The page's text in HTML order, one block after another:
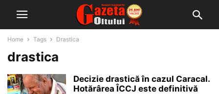
Home Tags Drastica
drastica
Decizie drastică în cazul Caracal.
Hotărârea ÎCCJ este definitivă